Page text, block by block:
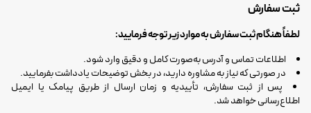
ثبت سفارش
لطفاً هنگام ثبت سفارش به موارد زیر توجه فرمایید:
اطلاعات تماس و آدرس به‌صورت کامل و دقیق وارد شود.
در صورتی که نیاز به مشاوره دارید، در بخش توضیحات یادداشت بفرمایید.
پس از ثبت سفارش، تأییدیه و زمان ارسال از طریق پیامک یا ایمیل
اطلاع‌رسانی خواهد شد.